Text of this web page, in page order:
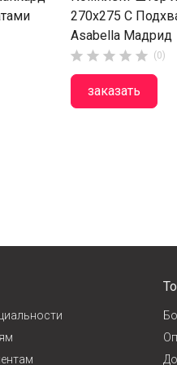
270х275 С
Asabella Мадрид
     (0)
заказать